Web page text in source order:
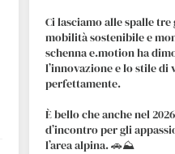
Ci lasciamo alle spalle
mobilità sostenibile e
schenna e.motion ha
l’innovazione e lo stile di
perfettamente.
È bello che anche nel
d’incontro per gli
l’area alpina. 🚗⛰️